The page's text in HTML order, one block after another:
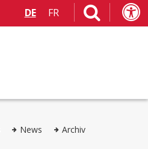
DE FR
News Archiv